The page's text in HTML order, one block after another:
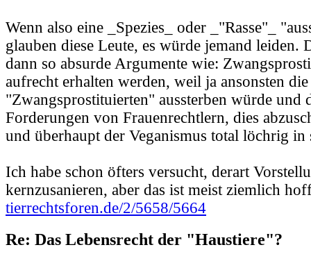
Wenn also eine _Spezies_ oder _"Rasse"_
glauben diese Leute, es würde jemand leiden.
dann so absurde Argumente wie:
aufrecht erhalten werden, weil ja ansonsten
"Zwangsprostituierten" aussterben würde und
Forderungen von Frauenrechtlern, dies
und überhaupt der Veganismus total löchrig
Ich habe schon öfters versucht, derart
kernzusanieren, aber das ist meist ziemlich
tierrechtsforen.de/2/5658/5664
Re: Das Lebensrecht der "Haustiere"?